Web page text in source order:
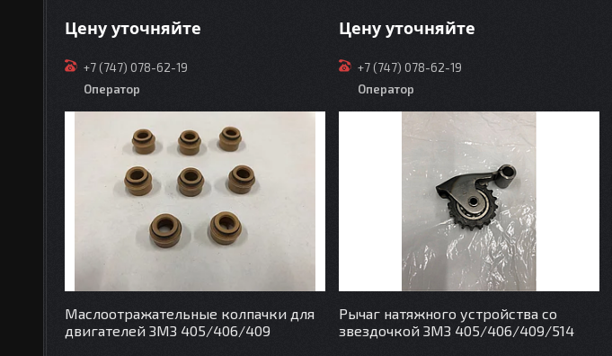
Цену уточняйте
+7 (747) 078-62-19
Оператор
Цену уточняйте
+7 (747) 078-62-19
Оператор
Маслоотражательные колпачки для
двигателей ЗМЗ 405/406/409
Рычаг натяжного устройства со
звездочкой ЗМЗ 405/406/409/514